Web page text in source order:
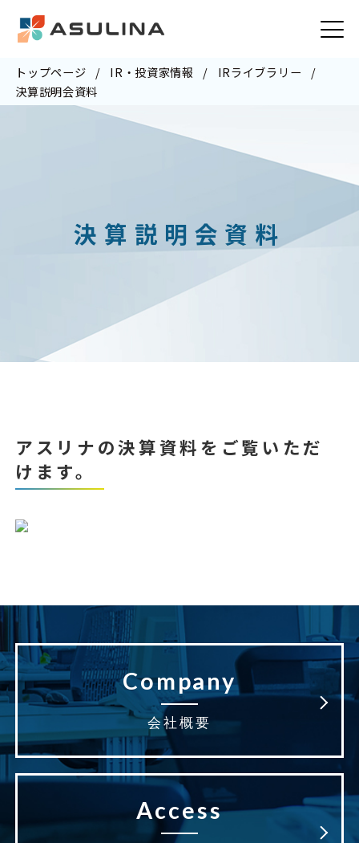
トップページ IR・投資家情報
IRライブラリー
決算説明会資料
決算説明会資料
アスリナの決算資料をご覧いただ
けます。
Company
会社概要
Access